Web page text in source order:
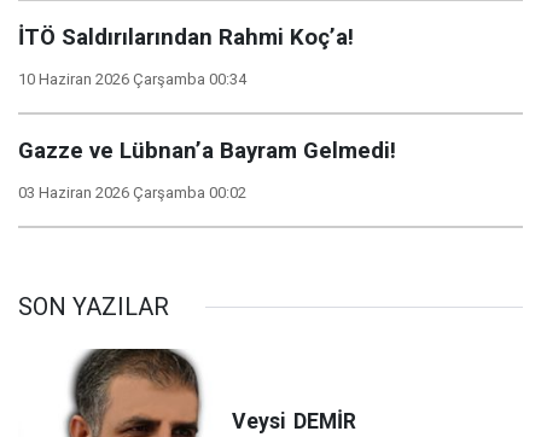
İTÖ Saldırılarından Rahmi Koç’a!
10 Haziran 2026 Çarşamba 00:34
Gazze ve Lübnan’a Bayram Gelmedi!
03 Haziran 2026 Çarşamba 00:02
SON YAZILAR
Veysi DEMİR